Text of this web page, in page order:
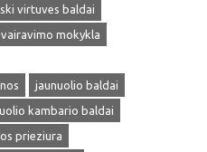
virtuves baldai
mokykla
jaunuolio baldai
kambario baldai
prieziura